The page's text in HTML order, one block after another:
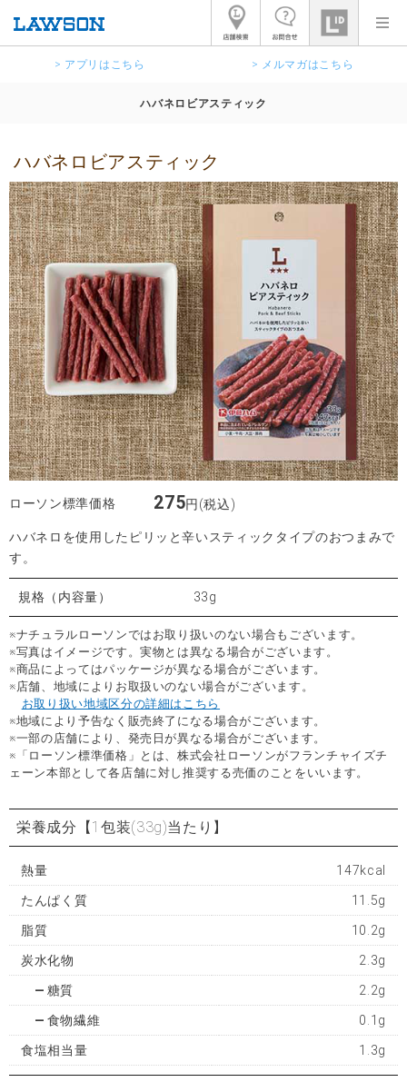
> アプリはこちら > メルマガはこちら
ハバネロビアスティック
ハバネロビアスティック
ローソン標準価格 275円(税込)
ハバネロを使用したピリッと辛いスティックタイプのおつまみで
す。
規格（内容量） 33g
※ナチュラルローソンではお取り扱いのない場合もございます。
※写真はイメージです。実物とは異なる場合がございます。
※商品によってはパッケージが異なる場合がございます。
※店舗、地域によりお取扱いのない場合がございます。
お取り扱い地域区分の詳細はこちら
※地域により予告なく販売終了になる場合がございます。
※一部の店舗により、発売日が異なる場合がございます。
※「ローソン標準価格」とは、株式会社ローソンがフランチャイズチ
ェーン本部として各店舗に対し推奨する売価のことをいいます。
栄養成分 【1包装(33g)当たり】
熱量 147kcal
たんぱく質 11.5g
脂質 10.2g
炭水化物 2.3g
糖質 2.2g
食物繊維 0.1g
食塩相当量 1.3g